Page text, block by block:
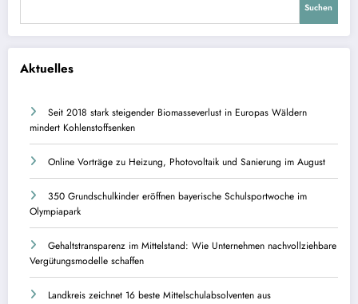
Suchen
Aktuelles
Seit 2018 stark steigender Biomasseverlust in Europas Wäldern
mindert Kohlenstoffsenken
Online Vorträge zu Heizung, Photovoltaik und Sanierung im August
350 Grundschulkinder eröffnen bayerische Schulsportwoche im
Olympiapark
Gehaltstransparenz im Mittelstand: Wie Unternehmen nachvollziehbare
Vergütungsmodelle schaffen
Landkreis zeichnet 16 beste Mittelschulabsolventen aus